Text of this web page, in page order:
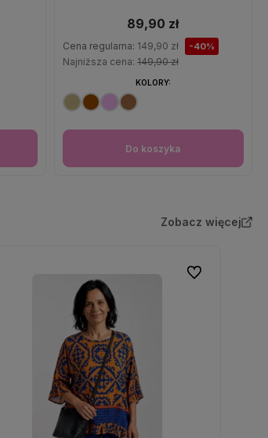
89,90 zł
Cena regularna: 149,90 zł -40%
Najniższa cena: 149,90 zł
Do koszyka
KOLORY:
Zobacz więcej
Do ulubionych